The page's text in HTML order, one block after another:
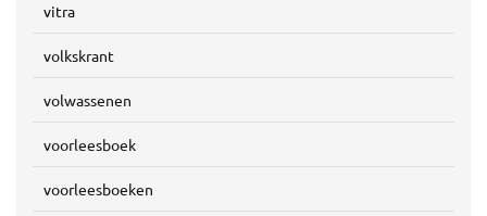
vitra
volkskrant
volwassenen
voorleesboek
voorleesboeken